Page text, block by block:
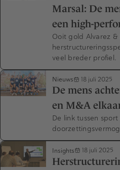
Marsal: De
een high-
Ooit gold Alvarez &
veel breder profiel.
Nieuws 18 juli 2025
De mens
en M&A
De link tussen
Insights 18 juli 2025